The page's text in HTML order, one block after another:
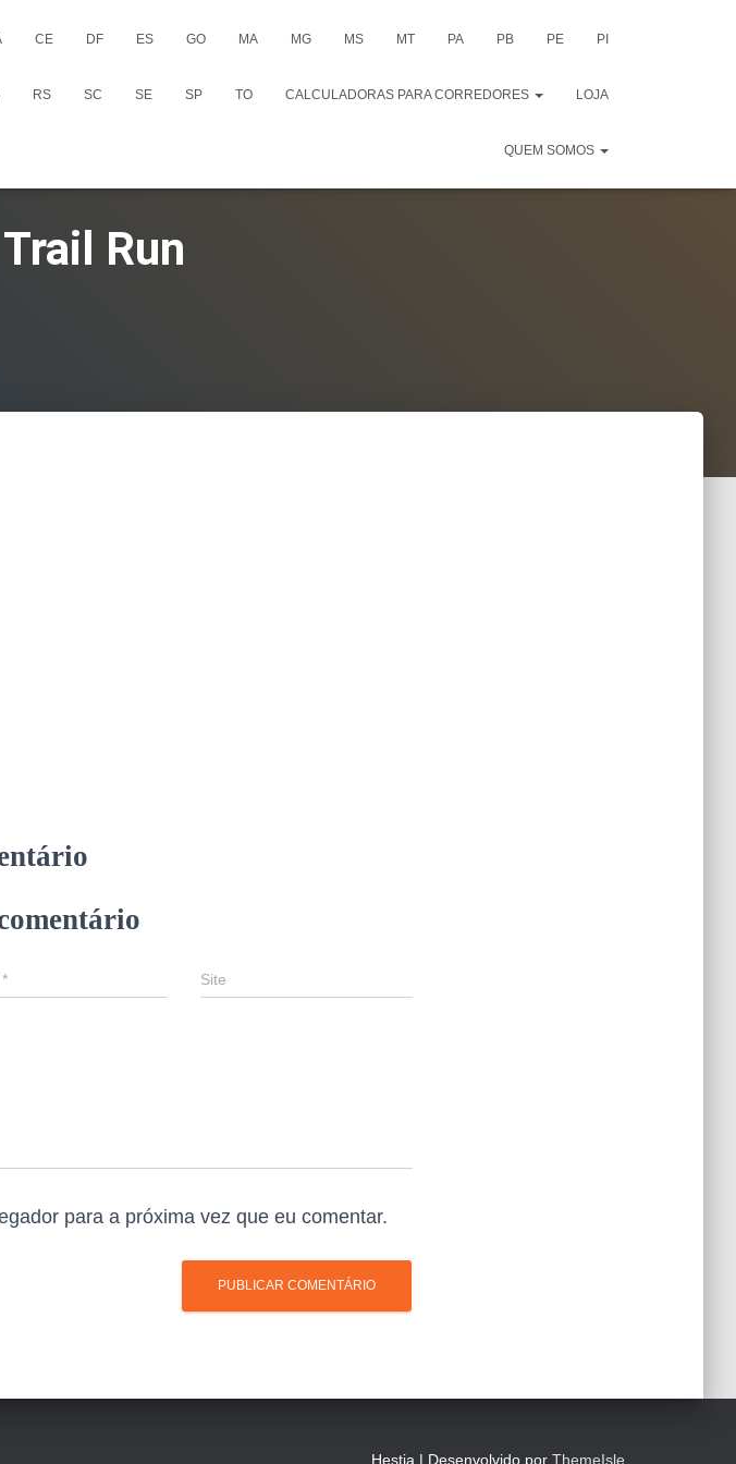
CE DF ES GO MA MG MS MT PA PB PE PI
RS SC SE SP TO CALCULADORAS PARA CORREDORES LOJA
QUEM SOMOS
Run
* Site
para a próxima vez que eu comentar.
Hestia | Desenvolvido por ThemeIsle